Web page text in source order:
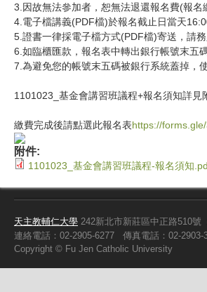
3.因故無法參加者，恕無法退還報名費(報
4.電子檔講義(PDF檔)於報名截止日當天
5.證書一律採電子檔方式(PDF檔)寄送，請
6.如臨櫃匯款，報名表中轉出銀行帳號末五
7.為避免您的帳號末五碼被銀行系統蓋掉，
1101023_基金會講習班議程+報名須知詳見
繳費完成後請點選此報名表https://
附件:
1101023_基金會講習班議程-報名須知
天主教輔仁大學 242新北市新莊區中正路510號
連絡電話：02-2905-6277
傳真電話：02-2903-
Copyright © Fu Jen Catholic University